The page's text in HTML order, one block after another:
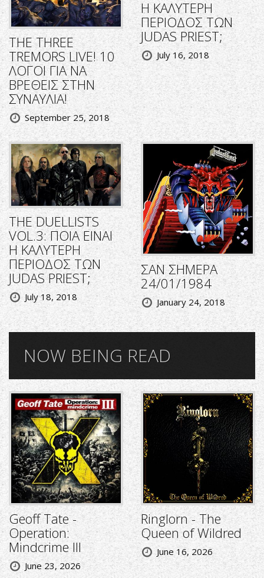
THE THREE
TREMORS LIVE! 10
ΛΟΓΟΙ ΓΙΑ ΝΑ
ΒΡΕΘΕΙΣ ΣΤΗΝ
ΣΥΝΑΥΛΙΑ!
September 25, 2018
Η ΚΑΛΥΤΕΡΗ
ΠΕΡΙΟΔΟΣ ΤΩΝ
JUDAS PRIEST;
July 16, 2018
THE DUELLISTS
VOL.3: ΠΟΙΑ ΕΙΝΑΙ
Η ΚΑΛΥΤΕΡΗ
ΠΕΡΙΟΔΟΣ ΤΩΝ
JUDAS PRIEST;
July 18, 2018
ΣΑΝ ΣΗΜΕΡΑ
24/01/1984
January 24, 2018
NOW BEING READ
Geoff Tate -
Operation:
Mindcrime III
June 23, 2026
Ringlorn - The
Queen of Wildred
June 16, 2026